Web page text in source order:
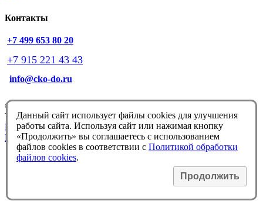
Контакты
+7 499 653 80 20
+7 915 221 43 43
info@cko-do.ru
© Немцова Т.И. 1998-2026
Техподдержка:info@cko-do.ru
Политика конфиденциальности
Политика обработки файлов cookies
Данный сайт использует файлы cookies для улучшения
работы сайта. Используя сайт или нажимая кнопку
«Продолжить» вы соглашаетесь с использованием
файлов cookies в соответствии с Политикой обработки
файлов cookies.
Продолжить